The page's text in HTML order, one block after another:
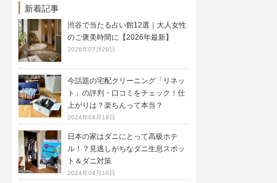
新着記事
渋谷で当たる占い館12選｜大人女性
のご褒美時間に【2026年最新】
2026年07月29日
今話題の宅配クリーニング「リネッ
ト」の評判・口コミをチェック！仕
上がりは？楽ちんって本当？
2024年04月19日
日本の家はダニにとって高級ホテ
ル！？見逃しがちなダニ生息スポッ
ト＆ダニ対策
2024年04月10日